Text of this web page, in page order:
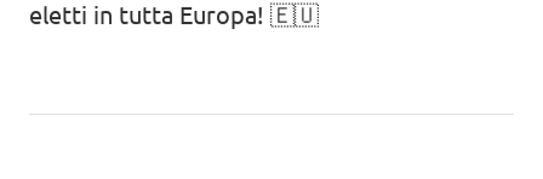
eletti in tutta Europa! 🇪🇺